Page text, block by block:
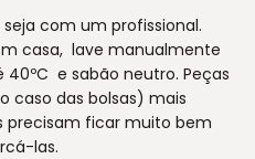
seja com um profissional.
casa, lave manualmente
e sabão neutro. Peças
caso das bolsas) mais
precisam ficar muito bem
las.